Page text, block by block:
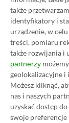
także
identyfikatory i
urządzenie, w
treści, pomiaru
także rozwijania i
partnerzy
geolokalizacyjne i
Możesz kliknąć,
nas i naszych
uzyskać dostęp
swoje preferencje
Category
Newsy
Microsoft
FTC. Wspólna
związków
09.01.2023, 18:18
Category
Newsy